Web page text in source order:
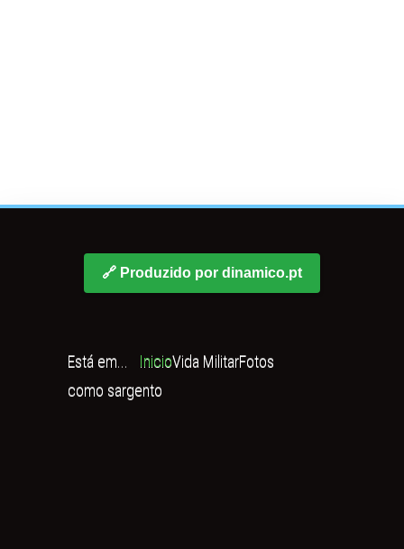
🔗 Produzido por dinamico.pt
Está em... InicioVida MilitarFotos
como sargento